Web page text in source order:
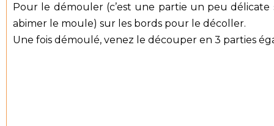
Pour le démouler (c’est une partie un peu
abimer le moule) sur les bords pour le décoller.
Une fois démoulé, venez le découper en 3 parties